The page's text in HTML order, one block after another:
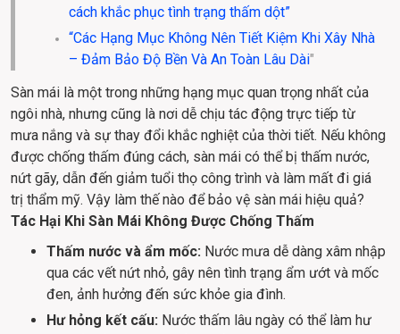
cách khắc phục tình trạng thấm dột”​
“Các Hạng Mục Không Nên Tiết Kiệm Khi Xây Nhà
– Đảm Bảo Độ Bền Và An Toàn Lâu Dài"
Sàn mái là một trong những hạng mục quan trọng nhất của
ngôi nhà, nhưng cũng là nơi dễ chịu tác động trực tiếp từ
mưa nắng và sự thay đổi khắc nghiệt của thời tiết. Nếu không
được chống thấm đúng cách, sàn mái có thể bị thấm nước,
nứt gãy, dẫn đến giảm tuổi thọ công trình và làm mất đi giá
trị thẩm mỹ. Vậy làm thế nào để bảo vệ sàn mái hiệu quả?
Tác Hại Khi Sàn Mái Không Được Chống Thấm
Thấm nước và ẩm mốc: Nước mưa dễ dàng xâm nhập
qua các vết nứt nhỏ, gây nên tình trạng ẩm ướt và mốc
đen, ảnh hưởng đến sức khỏe gia đình.
Hư hỏng kết cấu: Nước thấm lâu ngày có thể làm hư